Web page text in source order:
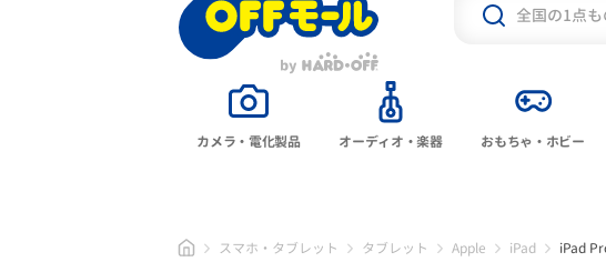
カメラ・電化製品 オーディオ・楽器 おもちゃ・ホビー
スマホ・タブレット タブレット Apple iPad iPad